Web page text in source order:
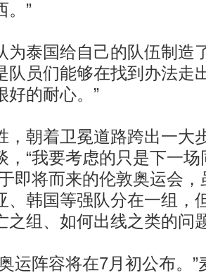
。”
泰国给自己的队伍制造
队员们能够在找到办法走
好的耐心。”
朝着卫冕道路跨出一大
，“我要考虑的只是下一
即将而来的伦敦奥运会
、韩国等强队分在一组，
之组、如何出线之类的问
阵容将在7月初公布。”